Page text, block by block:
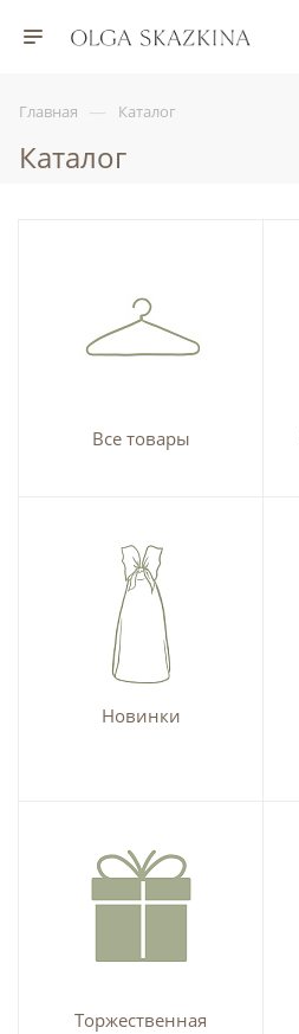
Главная — Каталог
Каталог
Все товары
Новинки
Торжественная